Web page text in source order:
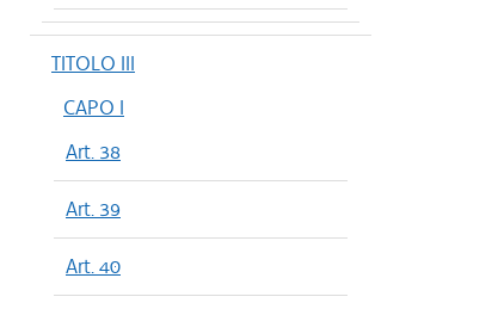
TITOLO III
CAPO I
Art. 38
Art. 39
Art. 40